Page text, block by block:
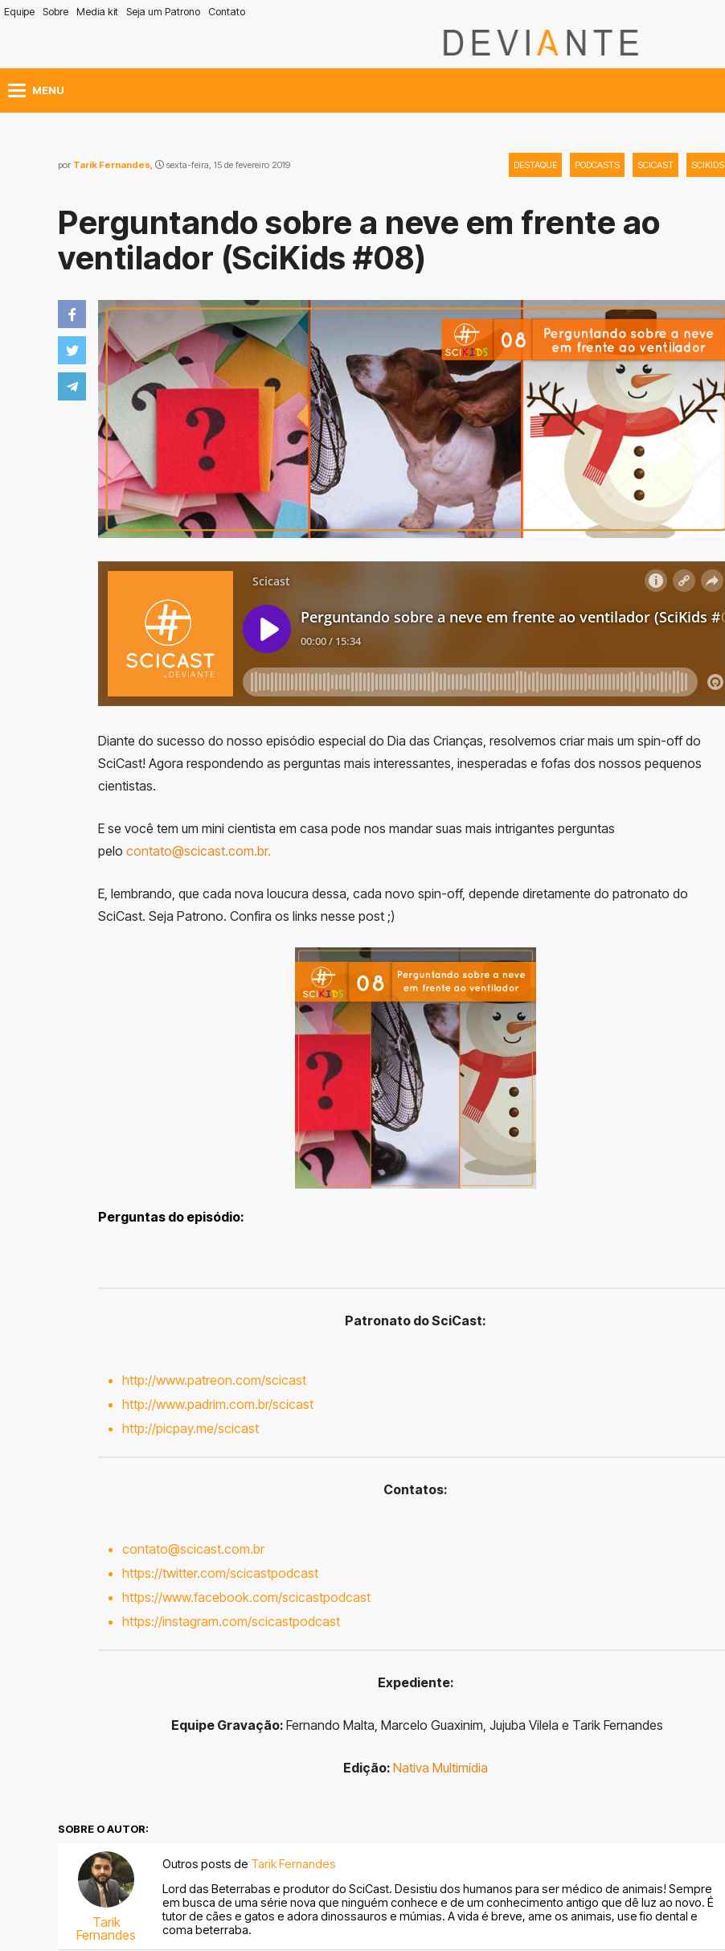
Equipe Sobre Media kit Seja um Patrono Contato
MENU
por Tarik Fernandes, sexta-feira, 15 de fevereiro 2019 DESTAQUE PODCASTS SCICAST SCIKIDS
Perguntando sobre a neve em frente ao
ventilador (SciKids #08)
Diante do sucesso do nosso episódio especial do Dia das Crianças, resolvemos criar mais um spin-off do
SciCast! Agora respondendo as perguntas mais interessantes, inesperadas e fofas dos nossos pequenos
cientistas.
E se você tem um mini cientista em casa pode nos mandar suas mais intrigantes perguntas
pelo contato@scicast.com.br.
E, lembrando, que cada nova loucura dessa, cada novo spin-off, depende diretamente do patronato do
SciCast. Seja Patrono. Confira os links nesse post ;)
Perguntas do episódio:
Patronato do SciCast:
http://www.patreon.com/scicast
http://www.padrim.com.br/scicast
http://picpay.me/scicast
Contatos:
contato@scicast.com.br
https://twitter.com/scicastpodcast
https://www.facebook.com/scicastpodcast
https://instagram.com/scicastpodcast
Expediente:
Equipe Gravação: Fernando Malta, Marcelo Guaxinim, Jujuba Vilela e Tarik Fernandes
Edição: Nativa Multimídia
SOBRE O AUTOR:
Tarik
Fernandes
Outros posts de Tarik Fernandes
Lord das Beterrabas e produtor do SciCast. Desistiu dos humanos para ser médico de animais! Sempre
em busca de uma série nova que ninguém conhece e de um conhecimento antigo que dê luz ao novo. É
tutor de cães e gatos e adora dinossauros e múmias. A vida é breve, ame os animais, use fio dental e
coma beterraba.